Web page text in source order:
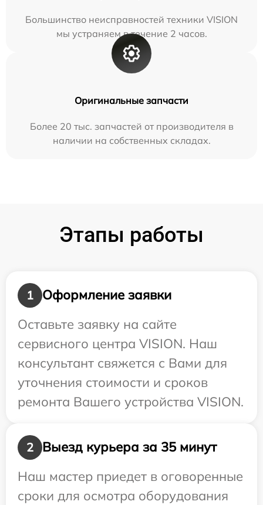
Большинство неисправностей техники VISION
мы устраняем в течение 2 часов.
Оригинальные запчасти
Более 20 тыс. запчастей от производителя в
наличии на собственных складах.
Этапы работы
1
Оформление заявки
Оставьте заявку на сайте
сервисного центра VISION. Наш
консультант свяжется с Вами для
уточнения стоимости и сроков
ремонта Вашего устройства VISION.
2
Выезд курьера за 35 минут
Наш мастер приедет в оговоренные
сроки для осмотра оборудования